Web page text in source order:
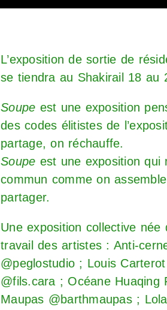
L’exposition de sortie de
se tiendra au Shakirail 18 au
Soupe est une exposition
des codes élitistes de
partage, on réchauffe.
Soupe est une exposition qui
commun comme on
partager.
Une exposition collective
travail des artistes : Anti-
@peglostudio ; Louis
@fils.cara ; Océane Huaqing
Maupas @barthmaupas ;